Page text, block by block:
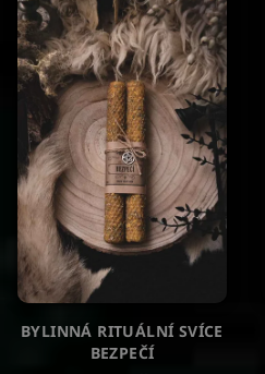
BYLINNÁ RITUÁLNÍ SVÍCE
BEZPEČÍ